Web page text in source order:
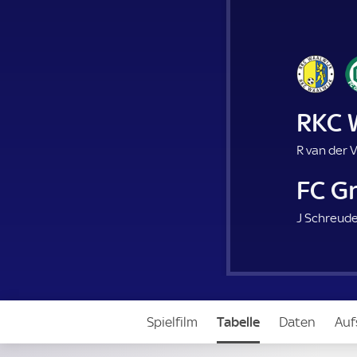
RKC
R van der
FC
J
Spielfilm Tabelle Daten